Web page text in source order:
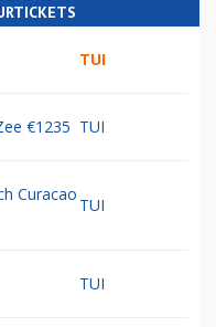
TUI
€1235 TUI
Curacao
TUI
TUI